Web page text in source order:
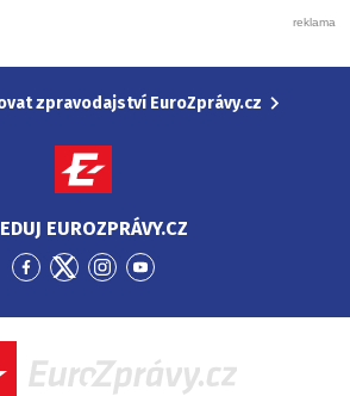
zpravodajství EuroZprávy.cz
EUROZPRÁVY.CZ
Přejít
Facebook
Přejít
Twitter
Přejít
Instagram
Přejít
YouTube
EuroZprávy.cz